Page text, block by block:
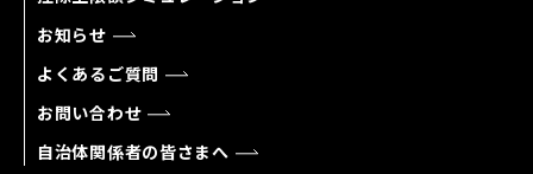
お知らせ
よくあるご質問
お問い合わせ
自治体関係者の皆さまへ